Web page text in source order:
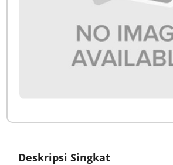
Deskripsi Singkat